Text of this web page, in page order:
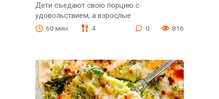
Дети съедают свою порцию с
удовольствием, а взрослые
60 мин. 4 0 816